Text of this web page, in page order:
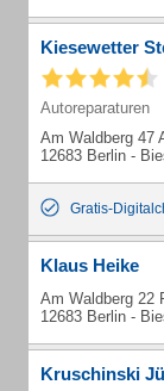
Kiesewetter
Autoreparaturen
Am Waldberg 47
12683 Berlin -
Gratis-
Klaus Heike
Am Waldberg 22
12683 Berlin -
Kruschinski